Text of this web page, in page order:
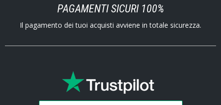
PAGAMENTI SICURI 100%
Il pagamento dei tuoi acquisti avviene in totale sicurezza.